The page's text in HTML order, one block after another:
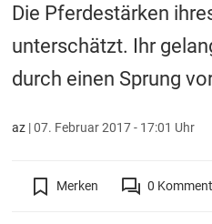
Die Pferdestärken
unterschätzt. Ihr
durch einen Sprung
az|07. Februar 2017 - 17:01 Uhr
Merken 0